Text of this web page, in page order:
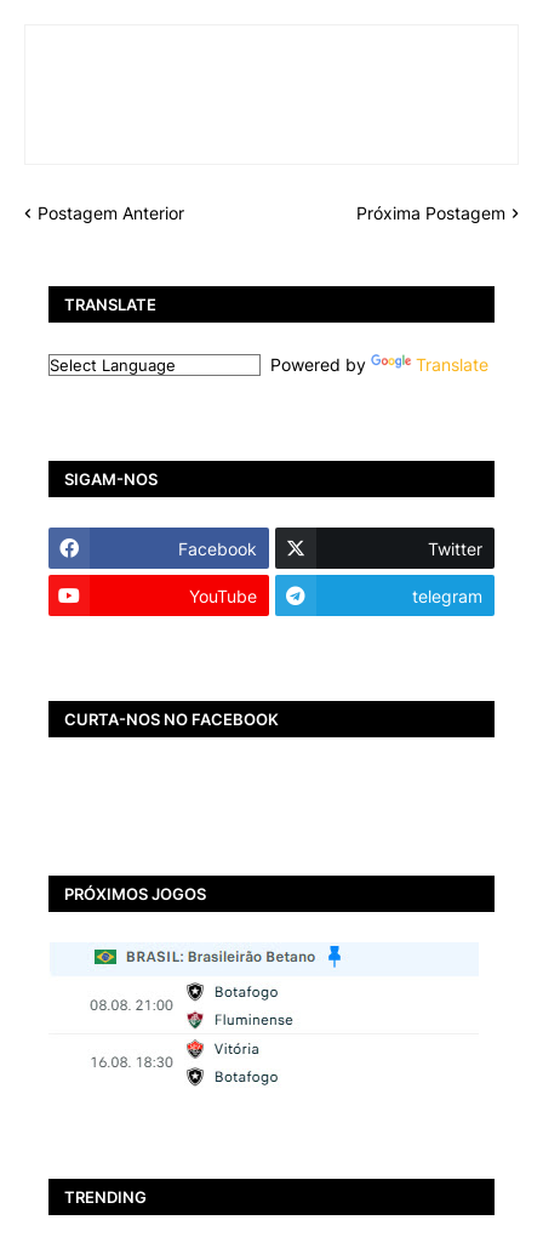
Postagem Anterior Próxima Postagem
TRANSLATE
Powered by Translate
SIGAM-NOS
Facebook Twitter
YouTube telegram
CURTA-NOS NO FACEBOOK
PRÓXIMOS JOGOS
TRENDING
BOTAFOGO